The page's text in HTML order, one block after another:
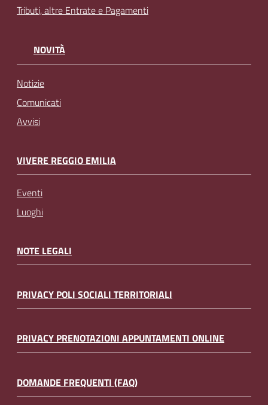
Tributi, altre Entrate e Pagamenti
NOVITÀ
Notizie
Comunicati
Avvisi
VIVERE REGGIO EMILIA
Eventi
Luoghi
NOTE LEGALI
PRIVACY POLI SOCIALI TERRITORIALI
PRIVACY PRENOTAZIONI APPUNTAMENTI ONLINE
DOMANDE FREQUENTI (FAQ)